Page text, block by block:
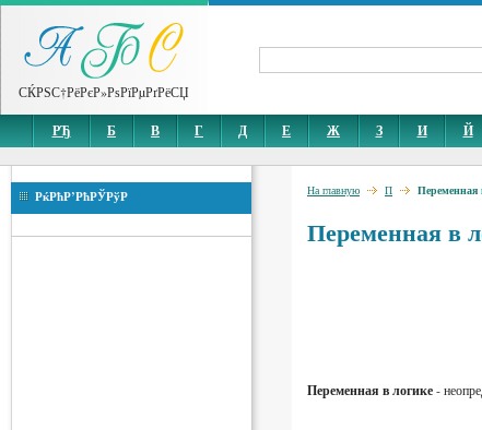
СЌРЅС†РёРєР»РѕРїРµРґРёСЏ
РЂ Б В Г Д Е Ж З И Й
РќРћР’РћРЎРўР На главную П Переменная
Переменная в
Переменная в логике-